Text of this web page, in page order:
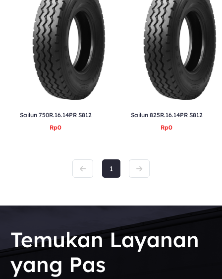
Sailun 750R.16.14PR S812
Rp0
Sailun 825R.16.14PR S812
Rp0
1
Temukan Layanan
yang Pas